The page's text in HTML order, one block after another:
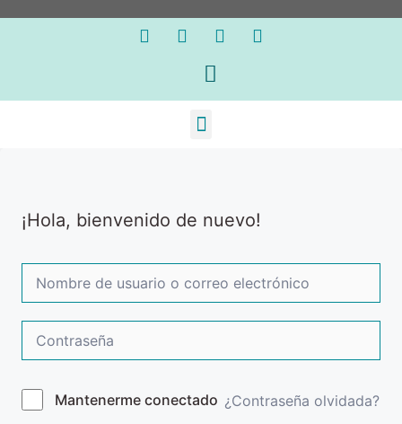
¡Hola, bienvenido de nuevo!
Mantenerme conectado ¿Contraseña olvidada?